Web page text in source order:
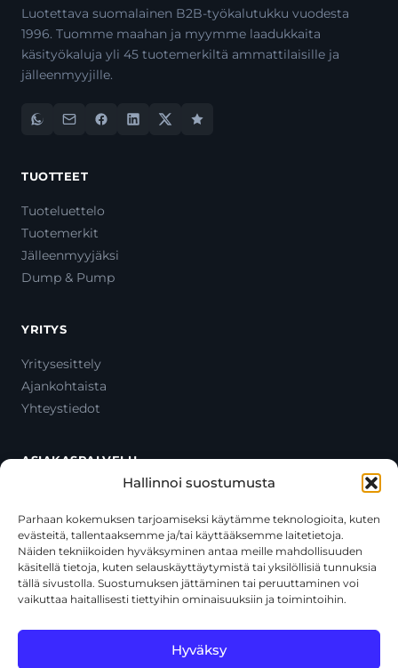
Hallinnoi suostumusta
Parhaan kokemuksen tarjoamiseksi käytämme teknologioita, kuten
evästeitä, tallentaaksemme ja/tai käyttääksemme laitetietoja.
Näiden tekniikoiden hyväksyminen antaa meille mahdollisuuden
käsitellä tietoja, kuten selauskäyttäytymistä tai yksilöllisiä tunnuksia
tällä sivustolla. Suostumuksen jättäminen tai peruuttaminen voi
vaikuttaa haitallisesti tiettyihin ominaisuuksiin ja toimintoihin.
Hyväksy
Luotettava suomalainen B2B-työkalutukku vuodesta
1996. Tuomme maahan ja myymme laadukkaita
käsityökaluja yli 45 tuotemerkiltä ammattilaisille ja
jälleenmyyjille.
TUOTTEET
Tuoteluettelo
Tuotemerkit
Jälleenmyyjäksi
Dump & Pump
YRITYS
Yritysesittely
Ajankohtaista
Yhteystiedot
ASIAKASPALVELU
Oma tili
Maksutavat
Toimitustavat
Usein kysytyt kysymykset
+358 44 270 3795
asiakaspalvelu@toolcat.fi